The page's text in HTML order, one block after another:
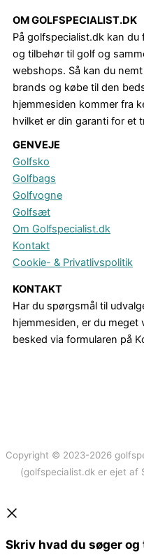
OM GOLFSPECIALIST.DK
På golfspecialist.dk kan
og tilbehør til golf og
webshops. Så kan du
brands og købe til den
hjemmesiden kommer fra
hvilket er din garanti for et
GENVEJE
Golfsko
Golfbags
Golfvogne
Golfsæt
Om Golfspecialist.dk
Kontakt
Cookie- & Privatlivspolitik
KONTAKT
Har du spørgsmål til
hjemmesiden, er du meget
besked via formularen på
Copyright © 2023-2026
(golfspecialist.dk er ejet af
Skriv hvad du søger